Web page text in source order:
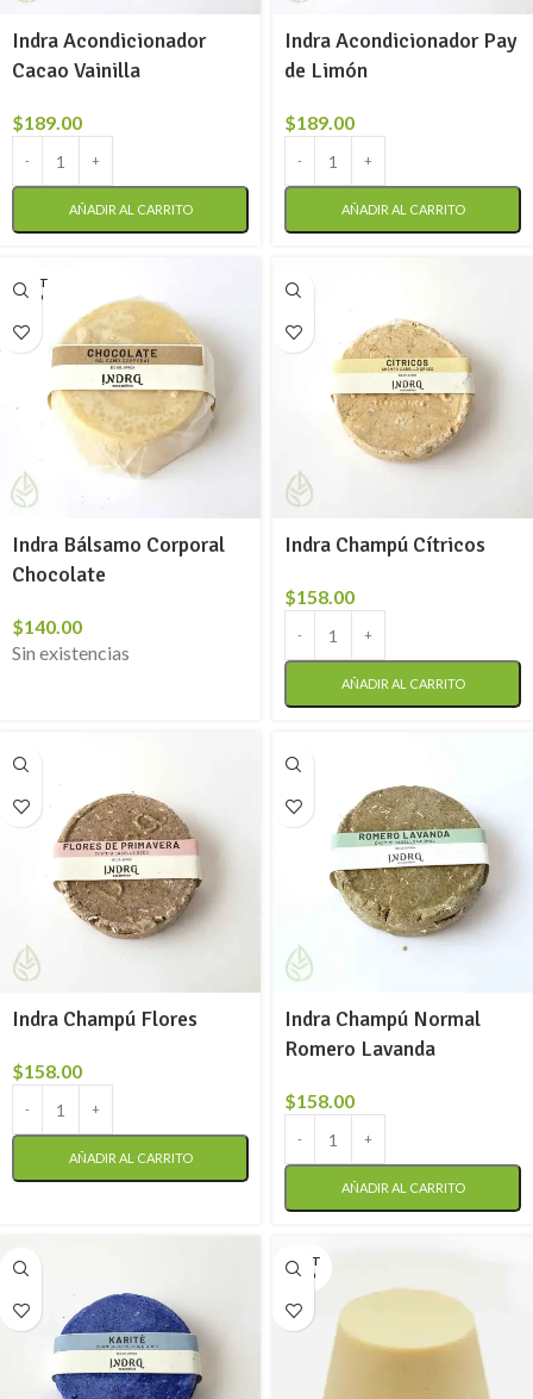
Indra Acondicionador
Cacao Vainilla
$189.00
AÑADIR AL CARRITO
Indra Acondicionador Pay
de Limón
$189.00
AÑADIR AL CARRITO
AGOT
ADO
Indra Bálsamo Corporal
Chocolate
$140.00
Sin existencias
Indra Champú Cítricos
$158.00
AÑADIR AL CARRITO
Indra Champú Flores
$158.00
AÑADIR AL CARRITO
Indra Champú Normal
Romero Lavanda
$158.00
AÑADIR AL CARRITO
AGOT
ADO